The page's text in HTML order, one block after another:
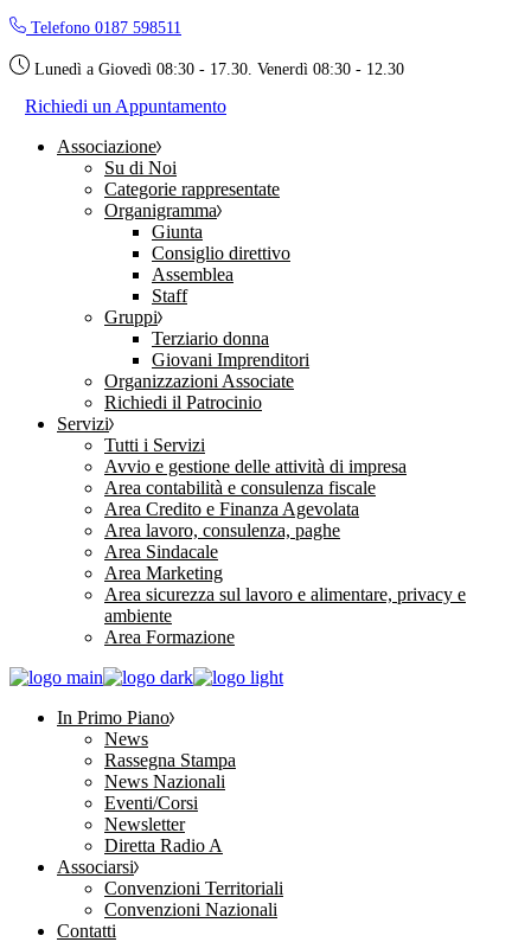
Skip
the
Telefono 0187 598511
Lunedì a Giovedì 08:30 - 17.30. Venerdì 08:30 - 12.30
Richiedi un Appuntamento
Associazione
Su di Noi
Categorie rappresentate
Organigramma
Giunta
Consiglio direttivo
Assemblea
Staff
Gruppi
Terziario donna
Giovani Imprenditori
Organizzazioni Associate
Richiedi il Patrocinio
Servizi
Tutti i Servizi
Avvio e gestione delle attività di impresa
Area contabilità e consulenza fiscale
Area Credito e Finanza Agevolata
Area lavoro, consulenza, paghe
Area Sindacale
Area Marketing
Area sicurezza sul lavoro e alimentare, privacy e
ambiente
Area Formazione
In Primo Piano
News
Rassegna Stampa
News Nazionali
Eventi/Corsi
Newsletter
Diretta Radio A
Associarsi
Convenzioni Territoriali
Convenzioni Nazionali
Contatti